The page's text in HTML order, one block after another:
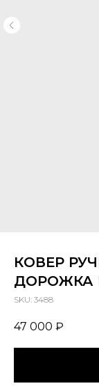
КОВЕР
ДОРОЖКА
SKU: 3488
47 000 ₽